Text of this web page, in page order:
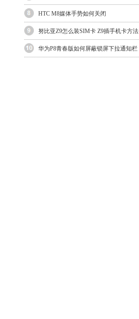
HTC M8媒体手势如何关闭
努比亚Z9怎么装SIM卡 Z9插手机卡方法
华为P8青春版如何屏蔽锁屏下拉通知栏